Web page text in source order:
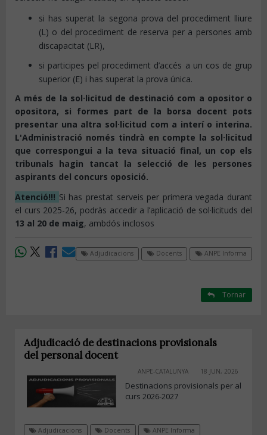
si has superat la segona prova del procediment lliure
(L) o del procediment de reserva per a persones amb
discapacitat (LR),
si participes pel procediment d’accés a un cos de grup
superior (E) i has superat la prova única.
A més de la sol·licitud de destinació com a opositor o
opositora, si formes part de la borsa docent pots
presentar una altra sol·licitud com a interí o interina.
L'Administració només tindrà en compte la sol·licitud
que correspongui a la teva situació final, un cop els
tribunals hagin tancat la selecció de les persones
aspirants del concurs oposició.
Atenció!!! Si has prestat serveis per primera vegada durant
el curs 2025-26, podràs accedir a l’aplicació de sol·licituds del
13 al 20 de maig, ambdós inclosos
Adjudicacions Docents ANPE Informa
Tornar
Adjudicació de destinacions provisionals
del personal docent
ANPE-CATALUNYA 18 JUN, 2026
Destinacions provisionals per al
curs 2026-2027
Adjudicacions Docents ANPE Informa